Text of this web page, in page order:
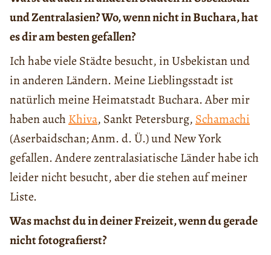
und Zentralasien? Wo, wenn nicht in Buchara, hat
es dir am besten gefallen?
Ich habe viele Städte besucht, in Usbekistan und
in anderen Ländern. Meine Lieblingsstadt ist
natürlich meine Heimatstadt Buchara. Aber mir
haben auch Khiva, Sankt Petersburg, Schamachi
(Aserbaidschan; Anm. d. Ü.) und New York
gefallen. Andere zentralasiatische Länder habe ich
leider nicht besucht, aber die stehen auf meiner
Liste.
Was machst du in deiner Freizeit, wenn du gerade
nicht fotografierst?